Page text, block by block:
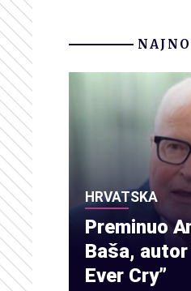
HRVATSKA
Preminuo
Baša, autor
Ever Cry”